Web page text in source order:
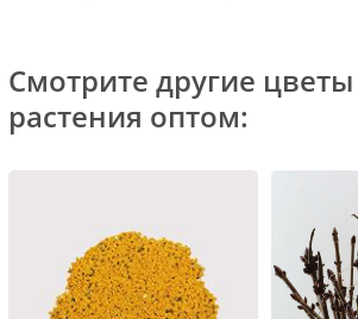
Смотрите другие
растения оптом: